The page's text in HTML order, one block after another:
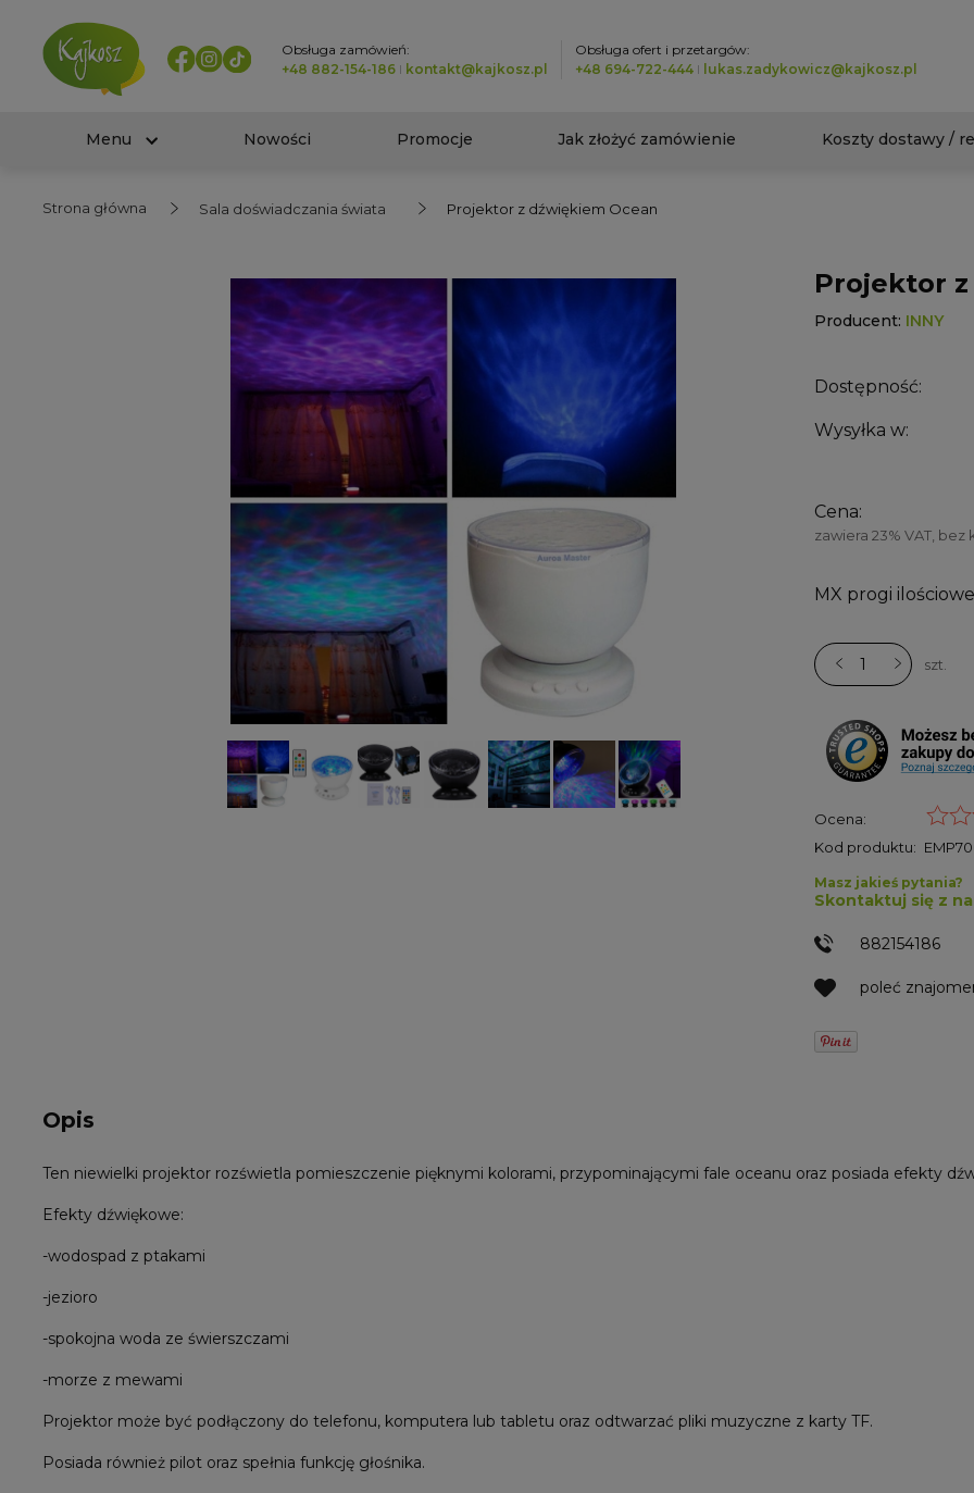
Obsługa zamówień:
+48 882-154-186I kontakt@kajkosz.pl
Obsługa ofert i przetargów:
+48 694-722-444I lukas.zadykowicz@kajkosz.pl
Menu Nowości Promocje Jak złożyć zamówienie Koszty dostawy /
Strona główna Sala doświadczania świata Projektor z dźwiękiem Ocean
Projektor
Producent: INNY
Dostępność:
Wysyłka w:
Cena:
zawiera 23% VAT,
MX progi
szt.
Ocena:
Kod produktu:
poleć
Masz jakieś pytania?
Skontaktuj się z
882154186
Opis
Ten niewielki projektor rozświetla pomieszczenie pięknymi kolorami, przypominającymi fale oceanu oraz posiada efekty
Efekty dźwiękowe:
-wodospad z ptakami
-jezioro
-spokojna woda ze świerszczami
-morze z mewami
Projektor może być podłączony do telefonu, komputera lub tabletu oraz odtwarzać pliki muzyczne z karty TF.
Posiada również pilot oraz spełnia funkcję głośnika.